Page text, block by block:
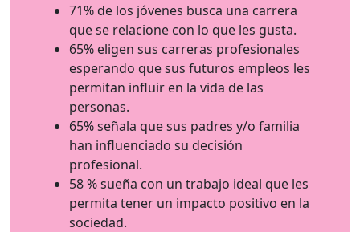
71% de los jóvenes busca una carrera
que se relacione con lo que les gusta.
65% eligen sus carreras profesionales
esperando que sus futuros empleos les
permitan influir en la vida de las
personas.
65% señala que sus padres y/o familia
han influenciado su decisión
profesional.
58 % sueña con un trabajo ideal que les
permita tener un impacto positivo en la
sociedad.